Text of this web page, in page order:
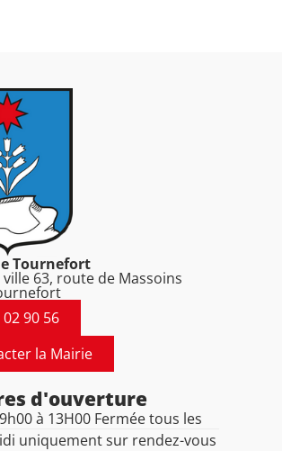
Tournefort
63, route de Massoins
90 56
la Mairie
d'ouverture
à 13H00 Fermée tous les
uniquement sur rendez-vous